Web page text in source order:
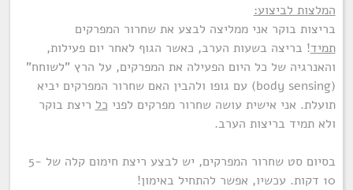
המלצות לביצוע:
בריצות בוקר אני ממליצה לבצע את שחרור המפרקים
תמיד! בריצה בשעות הערב, כאשר הגוף לאחר יום פעילות,
והאנרגיה של כל היום הפעילה את המפרקים, על הרץ "לשוחח"
(body sensing) עם גופו ולהבין האם שחרור המפרקים יביא
תועלת. אני אישית עושה שחרור מפרקים לפני כל ריצת בוקר
ולא תמיד בריצות הערב.
בסיום סט שחרור המפרקים, יש לבצע ריצת חימום קלה של 5-
10 דקות. עכשיו, אפשר להתחיל באימון!